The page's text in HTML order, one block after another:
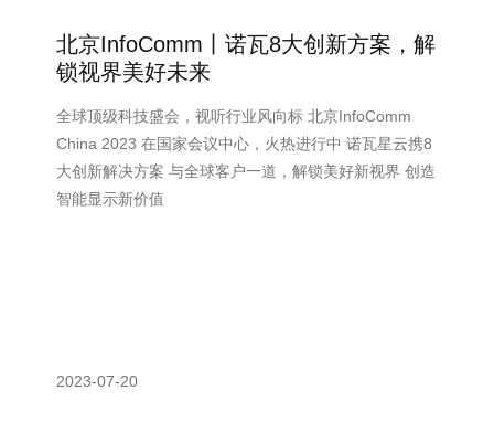
北京InfoComm丨诺瓦8大创新方案，解
锁视界美好未来
全球顶级科技盛会，视听行业风向标 北京InfoComm
China 2023 在国家会议中心，火热进行中 诺瓦星云携8
大创新解决方案 与全球客户一道，解锁美好新视界 创造
智能显示新价值
2023-07-20